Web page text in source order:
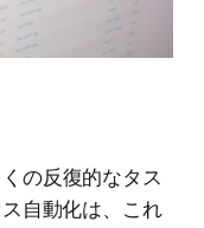
の反復的なタス
自動化は、これ